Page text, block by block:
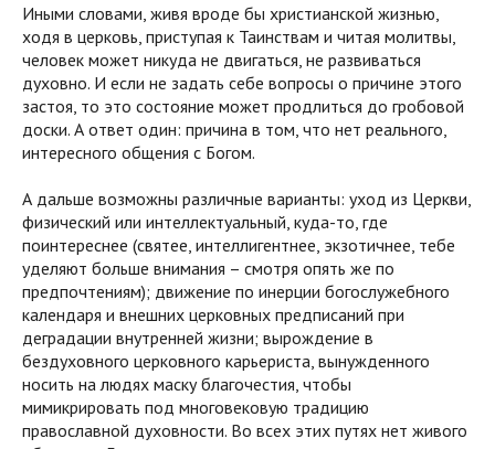
Иными словами, живя вроде бы христианской жизнью,
ходя в церковь, приступая к Таинствам и читая молитвы,
человек может никуда не двигаться, не развиваться
духовно. И если не задать себе вопросы о причине этого
застоя, то это состояние может продлиться до гробовой
доски. А ответ один: причина в том, что нет реального,
интересного общения с Богом.
А дальше возможны различные варианты: уход из Церкви,
физический или интеллектуальный, куда-то, где
поинтереснее (святее, интеллигентнее, экзотичнее, тебе
уделяют больше внимания – смотря опять же по
предпочтениям); движение по инерции богослужебного
календаря и внешних церковных предписаний при
деградации внутренней жизни; вырождение в
бездуховного церковного карьериста, вынужденного
носить на людях маску благочестия, чтобы
мимикрировать под многовековую традицию
православной духовности. Во всех этих путях нет живого